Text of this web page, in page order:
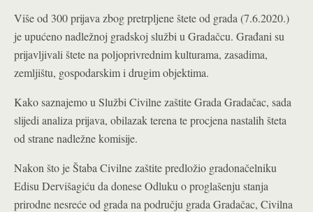
Više od 300 prijava zbog pretrpljene štete od grada (7.6.2020.)
je upućeno nadležnoj gradskoj službi u Gradačcu. Građani su
prijavljivali štete na poljoprivrednim kulturama, zasadima,
zemljištu, gospodarskim i drugim objektima.
Kako saznajemo u Službi Civilne zaštite Grada Gradačac, sada
slijedi analiza prijava, obilazak terena te procjena nastalih šteta
od strane nadležne komisije.
Nakon što je Štaba Civilne zaštite predložio gradonačelniku
Edisu Dervišagiću da donese Odluku o proglašenju stanja
prirodne nesreće od grada na području grada Gradačac, Civilna